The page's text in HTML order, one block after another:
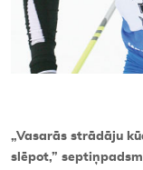
„Vasarās strādāju
slēpot,”